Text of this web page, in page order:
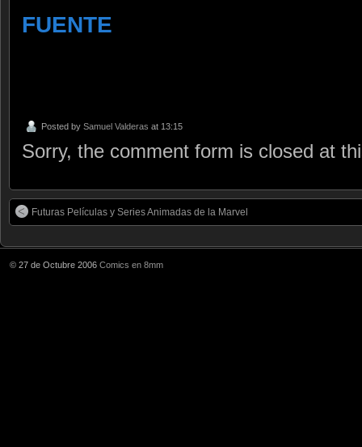
FUENTE
Posted by Samuel Valderas at 13:15
Sorry, the comment form is closed at
Futuras Películas y Series Animadas de la Marvel
© 27 de Octubre 2006 Comics en 8mm